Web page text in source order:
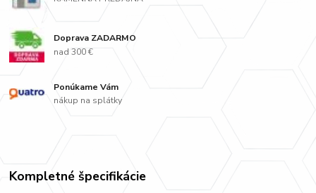
Doprava ZADARMO
nad 300 €
Ponúkame Vám
nákup na splátky
Kompletné špecifikácie